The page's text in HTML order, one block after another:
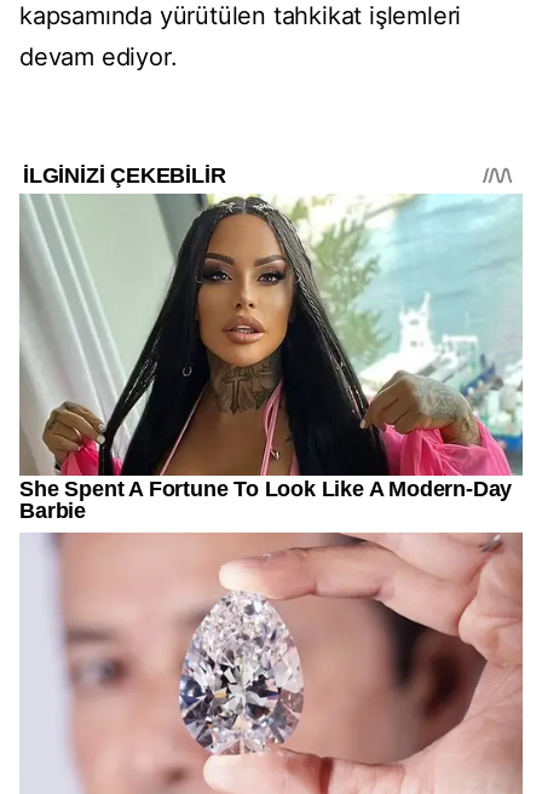
kapsamında yürütülen tahkikat işlemleri
devam ediyor.